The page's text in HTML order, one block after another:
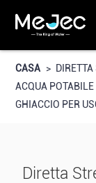
CASA >
ACQUA
GHIACCIO PER
Diretta